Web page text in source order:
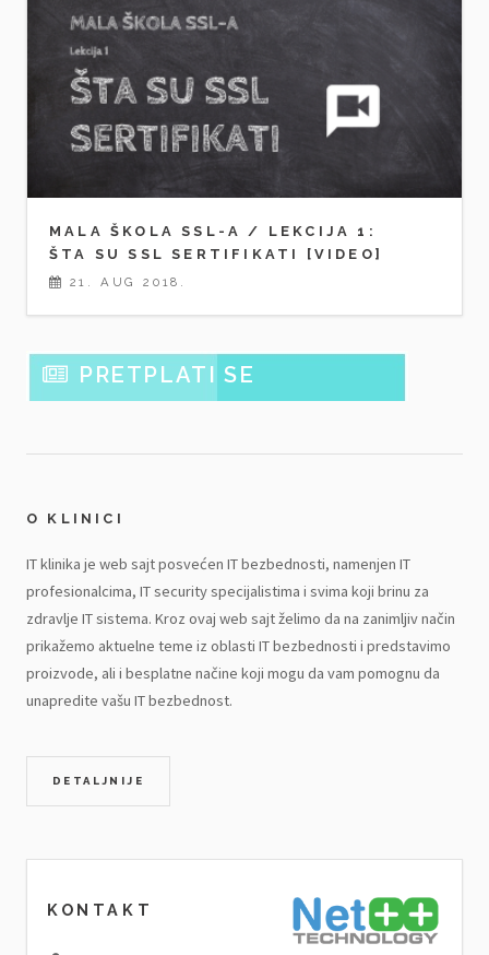
MALA ŠKOLA SSL-A / LEKCIJA 1:
ŠTA SU SSL SERTIFIKATI [VIDEO]
21. AUG 2018.
PRETPLATI SE
O KLINICI
IT klinika je web sajt posvećen IT bezbednosti, namenjen IT
profesionalcima, IT security specijalistima i svima koji brinu za
zdravlje IT sistema. Kroz ovaj web sajt želimo da na zanimljiv način
prikažemo aktuelne teme iz oblasti IT bezbednosti i predstavimo
proizvode, ali i besplatne načine koji mogu da vam pomognu da
unapredite vašu IT bezbednost.
DETALJNIJE
KONTAKT